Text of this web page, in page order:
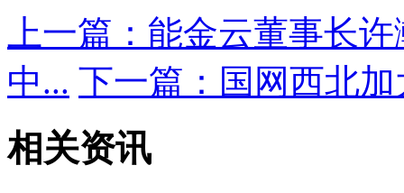
上一篇：能金云董事长
中... 下一篇：国网西北
相关资讯